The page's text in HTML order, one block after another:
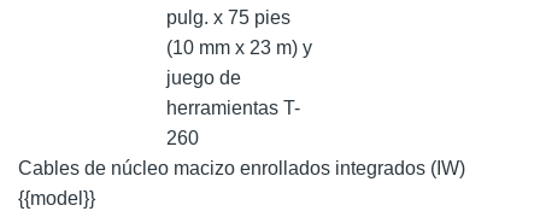
pulg. x 75 pies
(10 mm x 23 m) y
juego de
herramientas T-
260
Cables de núcleo macizo enrollados integrados (IW)
{{model}}